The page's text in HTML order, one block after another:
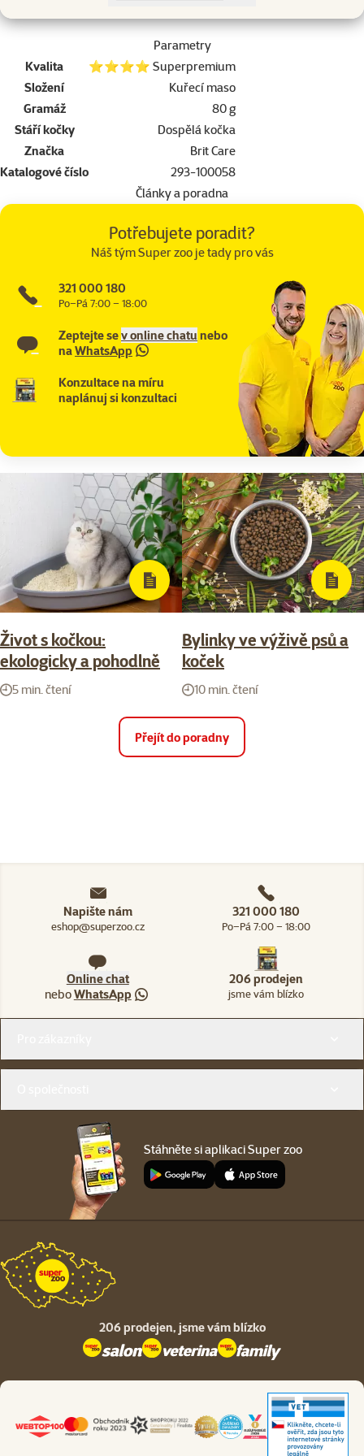
Parametry
Kvalita
⭐⭐⭐⭐ Superpremium
Složení
Kuřecí maso
Gramáž
80 g
Stáří kočky
Dospělá kočka
Značka
Brit Care
Katalogové číslo
293-100058
Články a poradna
Potřebujete poradit?
Náš tým Super zoo je tady pro vás
321 000 180
Po–Pá 7:00 – 18:00
Zeptejte sev online chatunebo
naWhatsApp
Konzultace na míru
naplánuj si konzultaci
Život s kočkou:
ekologicky a pohodlně
5 min. čtení
Bylinky ve výživě psů a
koček
10 min. čtení
Přejít do poradny
Napište nám
eshop@superzoo.cz
321 000 180
Po–Pá 7:00 – 18:00
Online chat
neboWhatsApp
206 prodejen
jsme vám blízko
Stáhněte si aplikaci Super zoo
206 prodejen, jsme vám blízko